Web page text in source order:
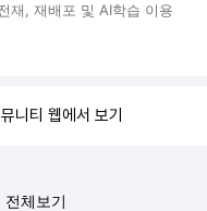
, 재배포 및 AI학습 이용
니티 웹에서 보기
전체보기